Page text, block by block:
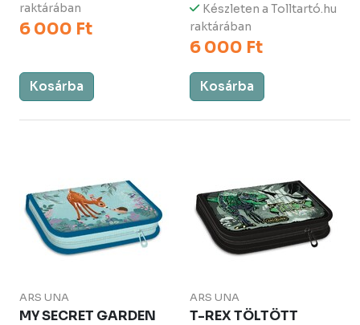
raktárában
6 000 Ft
Kosárba
Készleten a Tolltartó.hu
raktárában
6 000 Ft
Kosárba
ARS UNA
MY SECRET GARDEN
ARS UNA
T-REX TÖLTÖTT